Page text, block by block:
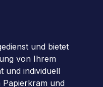
und bietet
von Ihrem
und individuell
Papierkram und